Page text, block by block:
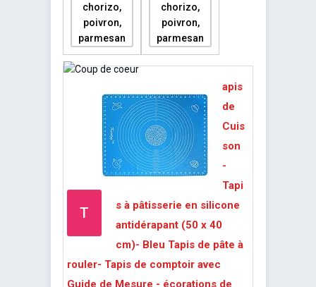
T
apis
de
Cuis
son
-
Tapi
s à pâtisserie en silicone
antidérapant (50 x 40
cm)- Bleu Tapis de pâte à
rouler- Tapis de comptoir avec
Guide de Mesure - écorations de